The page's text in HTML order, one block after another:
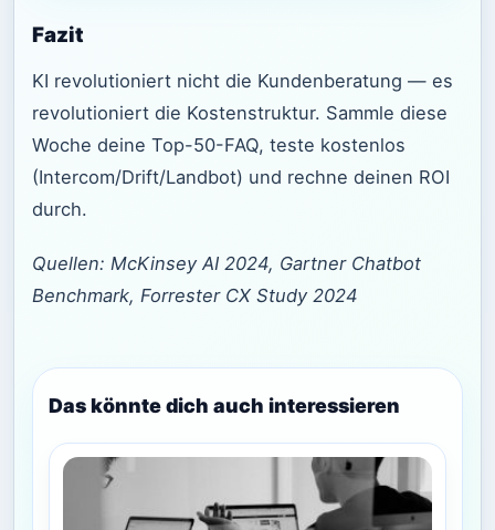
Fazit
KI revolutioniert nicht die Kundenberatung — es
revolutioniert die Kostenstruktur. Sammle diese
Woche deine Top-50-FAQ, teste kostenlos
(Intercom/Drift/Landbot) und rechne deinen ROI
durch.
Quellen: McKinsey AI 2024, Gartner Chatbot
Benchmark, Forrester CX Study 2024
Das könnte dich auch interessieren